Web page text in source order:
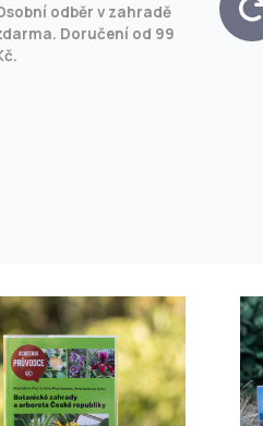
odběr v zahradě
Doručení od 99